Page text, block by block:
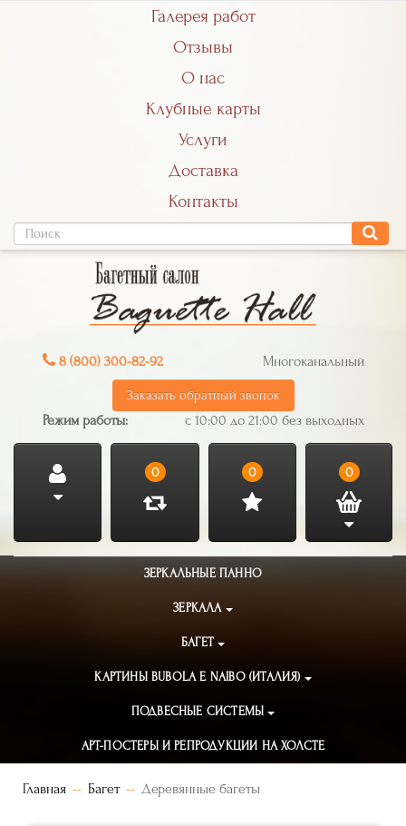
Галерея работ
Отзывы
О нас
Клубные карты
Услуги
Доставка
Контакты
8 (800) 300-82-92 Многоканальный
Заказать обратный звонок
Режим работы: с 10:00 до 21:00 без выходных
0 0 0
ЗЕРКАЛЬНЫЕ ПАННО
ЗЕРКАЛА
БАГЕТ
КАРТИНЫ BUBOLA E NAIBO (ИТАЛИЯ)
ПОДВЕСНЫЕ СИСТЕМЫ
АРТ-ПОСТЕРЫ И РЕПРОДУКЦИИ НА ХОЛСТЕ
Главная Багет Деревянные багеты